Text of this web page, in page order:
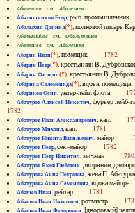
Абалешев см. Аболешев
Абалишников Егор, рыб.
Абалыхин Даниил(*), полковой писарь
Абальянинов см. Обольянинов
Абаляшев см. Аболешев
Абарин Иван(*), помещик 1782
Абарин Петр(*), крестьянин В.
Абарин Филипп(*), крестьянин В.
Абарина Соломонида(*), вдова,
Абаринов Осип, унтер-лейт. флота
Абатуров Алексей Никитич, фурьер
1782
Абатуров Иван Александрович, кап.
Абатуров Михаил, кап. 1781
Абатуров Никита Васильевич, майор
Абатуров Петр, сек.-майор 1782
Абатуров Петр Никитич, мичман
Абатуров Яков Глебович, дворянин,
Абатурова Анна Петровна, жена П.
Абатурова Анна Семеновна, вдова
Абашев Иван, рейтар 1781
Абашев Иван Иванович, ротмистр
Абашев Иван Федорович, [дворовый]